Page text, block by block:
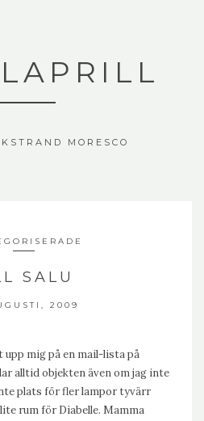
MORESCO
SALU
2009
mig på en mail-lista på
alltid objekten även om jag inte
plats för fler lampor tyvärr
rum för Diabelle. Mamma